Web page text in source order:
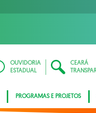
OUVIDORIA
ESTADUAL
CEARÁ
PROGRAMAS E PROJETOS